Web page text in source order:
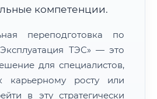
для увеличения и просмотра
компетенции.
переподготовка по
ТЭС» — это
для специалистов,
карьерному росту или
в эту стратегически